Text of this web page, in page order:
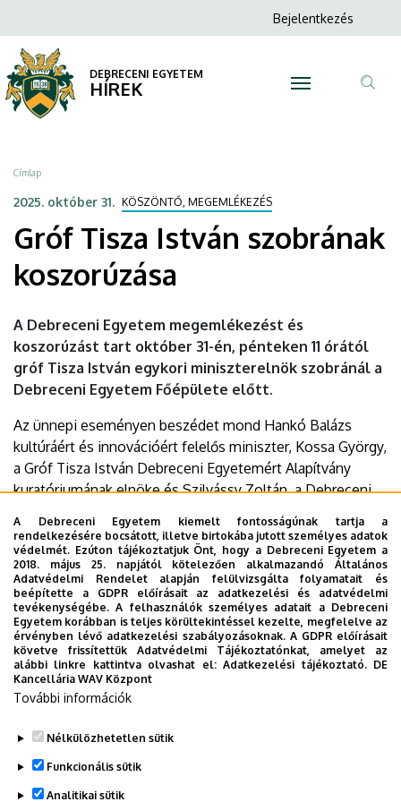
Tisza
István
szobrának
koszorúzása
DEBRECENI
EGYETEM
a
tartalomra
Anonim
menüje
Bejelentkezés
DEBRECENI EGYETEM
HÍREK
Morzsa
Címlap
2025. október 31. KÖSZÖNTŐ, MEGEMLÉKEZÉS
Gróf Tisza István szobrának
koszorúzása
A Debreceni Egyetem megemlékezést és
koszorúzást tart október 31-én, pénteken 11 órától
gróf Tisza István egykori miniszterelnök szobránál a
Debreceni Egyetem Főépülete előtt.
Az ünnepi eseményen beszédet mond Hankó Balázs
kultúráért és innovációért felelős miniszter, Kossa György,
a Gróf Tisza István Debreceni Egyetemért Alapítvány
kuratóriumának elnöke és Szilvássy Zoltán, a Debreceni
Időpont: 2025. október 31., péntek 11 óra
Helyszín: DE Főépület előtti tér (Debrecen, Egyetem tér
1.)
Dokumentumok
meghívó (1.29 MB)
Last update: 2025. 10. 29. 08:55
A Debreceni Egyetem kiemelt fontosságúnak tartja a
rendelkezésére bocsátott, illetve birtokába jutott személyes adatok
védelmét. Ezúton tájékoztatjuk Önt, hogy a Debreceni Egyetem a
2018. május 25. napjától kötelezően alkalmazandó Általános
Adatvédelmi Rendelet alapján felülvizsgálta folyamatait és
beépítette a GDPR előírásait az adatkezelési és adatvédelmi
tevékenységébe. A felhasználók személyes adatait a Debreceni
Egyetem korábban is teljes körültekintéssel kezelte, megfelelve az
érvényben lévő adatkezelési szabályozásoknak. A GDPR előírásait
követve frissítettük Adatvédelmi Tájékoztatónkat, amelyet az
alábbi linkre kattintva olvashat el:Adatkezelési tájékoztató. DE
Kancellária WAV Központ
További információk
Nélkülözhetetlen sütik
Funkcionális sütik
Analitikai sütik